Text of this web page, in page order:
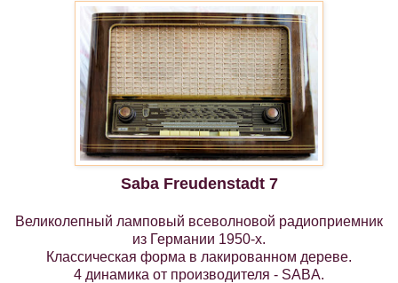
Saba Freudenstadt 7
Великолепный ламповый всеволновой радиоприемник
из Германии 1950-х.
Классическая форма в лакированном дереве.
4 динамика от производителя - SABA.